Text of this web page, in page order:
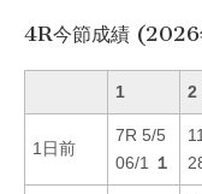
4R今節成績 (2026
1 2
1日前
7R 5/5
06/1
１